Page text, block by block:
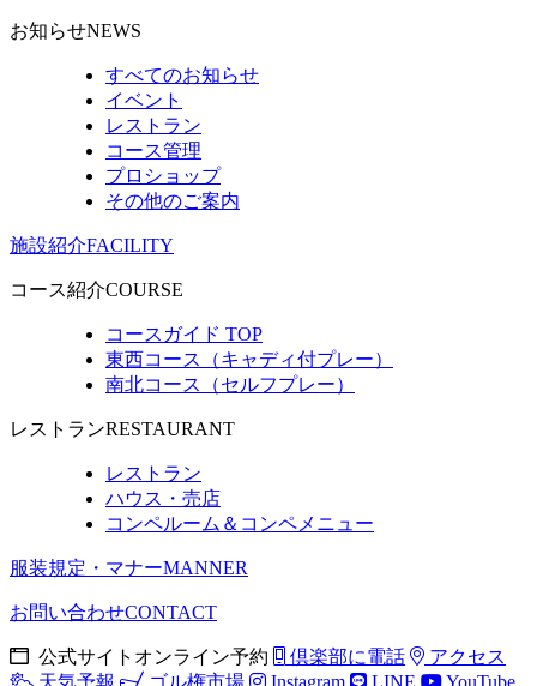
お知らせNEWS
すべてのお知らせ
イベント
レストラン
コース管理
プロショップ
その他のご案内
施設紹介FACILITY
コース紹介COURSE
コースガイド TOP
東西コース（キャディ付プレー）
南北コース（セルフプレー）
レストランRESTAURANT
レストラン
ハウス・売店
コンペルーム＆コンペメニュー
服装規定・マナーMANNER
お問い合わせCONTACT
公式サイトオンライン予約 倶楽部に電話
アクセス
天気予報
ゴル権市場 Instagram LINE YouTube